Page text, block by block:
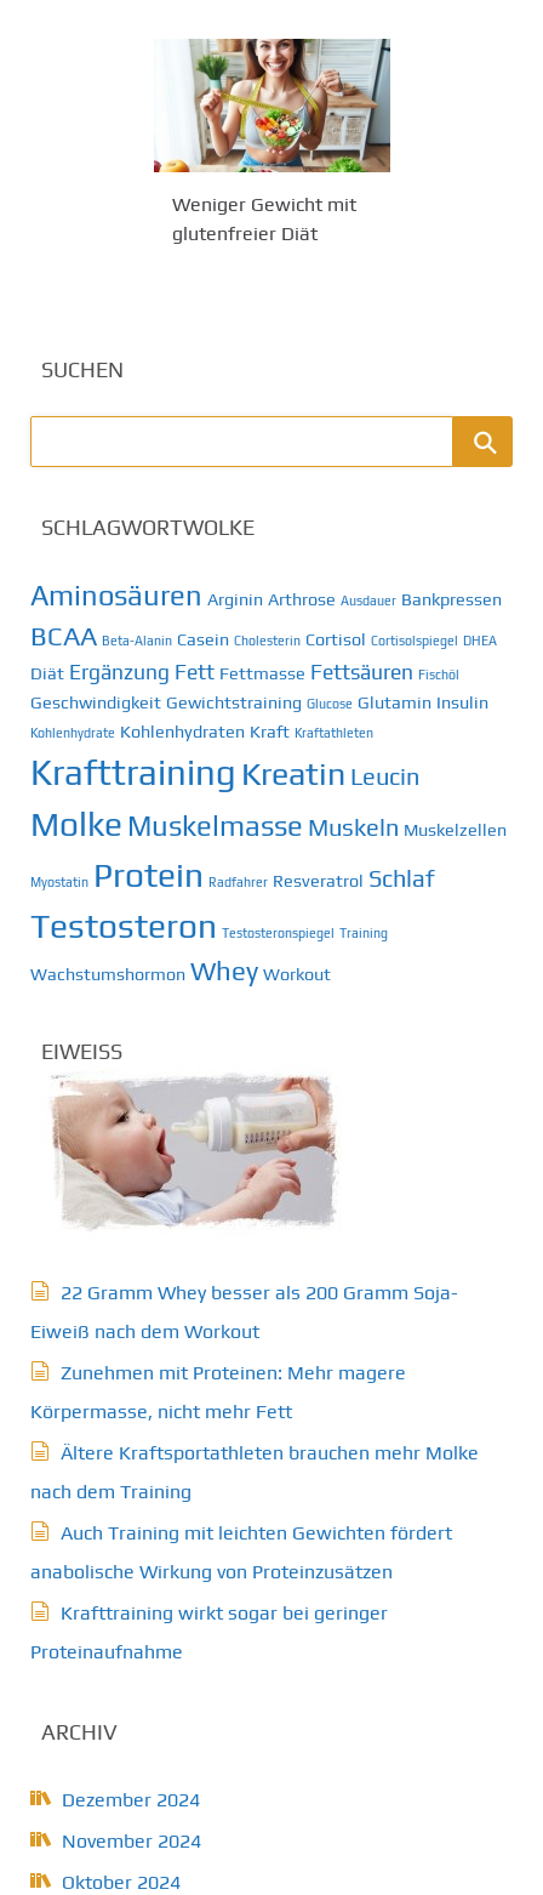
Weniger Gewicht mit
glutenfreier Diät
SUCHEN
SCHLAGWORTWOLKE
Aminosäuren Arginin Arthrose Ausdauer Bankpressen
BCAA Beta-Alanin Casein Cholesterin Cortisol Cortisolspiegel DHEA
Diät Ergänzung Fett Fettmasse Fettsäuren Fischöl
Geschwindigkeit Gewichtstraining Glucose Glutamin Insulin
Kohlenhydrate Kohlenhydraten Kraft Kraftathleten
Krafttraining Kreatin Leucin
Molke Muskelmasse Muskeln Muskelzellen
Myostatin Protein Radfahrer Resveratrol Schlaf
Testosteron Testosteronspiegel Training
Wachstumshormon Whey Workout
EIWEISS
22 Gramm Whey besser als 200 Gramm Soja-
Eiweiß nach dem Workout
Zunehmen mit Proteinen: Mehr magere
Körpermasse, nicht mehr Fett
Ältere Kraftsportathleten brauchen mehr Molke
nach dem Training
Auch Training mit leichten Gewichten fördert
anabolische Wirkung von Proteinzusätzen
Krafttraining wirkt sogar bei geringer
Proteinaufnahme
ARCHIV
Dezember 2024
November 2024
Oktober 2024